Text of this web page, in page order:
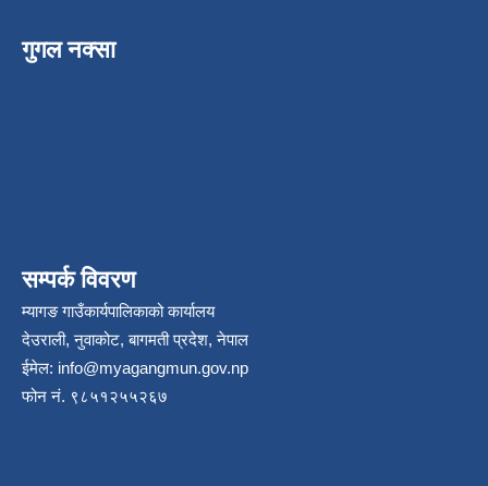
गुगल नक्सा
सम्पर्क विवरण
म्यागङ गाउँकार्यपालिकाको कार्यालय
देउराली, नुवाकोट, बागमती प्रदेश, नेपाल
ईमेल: info@myagangmun.gov.np
फोन नं. ९८५१२५५२६७